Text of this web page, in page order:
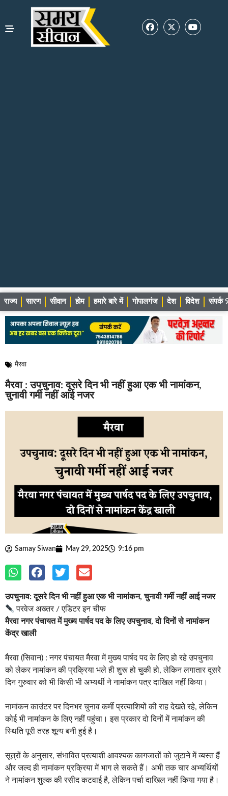
राज्य सारण सीवान होम हमारे बारे में गोपालगंज देश विदेश संपर्क
मैरवा
मैरवा : उपचुनाव: दूसरे दिन भी नहीं हुआ एक भी नामांकन,
चुनावी गर्मी नहीं आई नजर
Samay Siwan May 29, 2025 9:16 pm
उपचुनाव: दूसरे दिन भी नहीं हुआ एक भी नामांकन, चुनावी गर्मी नहीं आई नजर
परवेज अख्तर / एडिटर इन चीफ
मैरवा नगर पंचायत में मुख्य पार्षद पद के लिए उपचुनाव, दो दिनों से नामांकन
केंद्र खाली
मैरवा (सिवान) : नगर पंचायत मैरवा में मुख्य पार्षद पद के लिए हो रहे उपचुनाव
को लेकर नामांकन की प्रक्रिया भले ही शुरू हो चुकी हो, लेकिन लगातार दूसरे
दिन गुरुवार को भी किसी भी अभ्यर्थी ने नामांकन पत्र दाखिल नहीं किया।
नामांकन काउंटर पर दिनभर चुनाव कर्मी प्रत्याशियों की राह देखते रहे, लेकिन
कोई भी नामांकन के लिए नहीं पहुंचा। इस प्रकार दो दिनों में नामांकन की
स्थिति पूरी तरह शून्य बनी हुई है।
सूत्रों के अनुसार, संभावित प्रत्याशी आवश्यक कागजातों को जुटाने में व्यस्त हैं
और जल्द ही नामांकन प्रक्रिया में भाग ले सकते हैं। अभी तक चार अभ्यर्थियों
ने नामांकन शुल्क की रसीद कटवाई है, लेकिन पर्चा दाखिल नहीं किया गया है।